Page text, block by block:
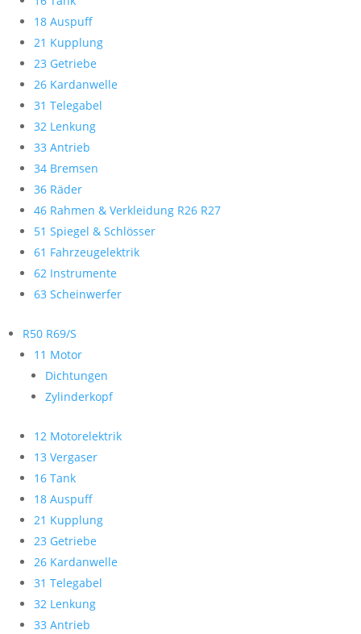
18 Auspuff
21 Kupplung
23 Getriebe
26 Kardanwelle
31 Telegabel
32 Lenkung
33 Antrieb
34 Bremsen
36 Räder
46 Rahmen & Verkleidung R26 R27
51 Spiegel & Schlösser
61 Fahrzeugelektrik
62 Instrumente
63 Scheinwerfer
R50 R69/S
11 Motor
Dichtungen
Zylinderkopf
12 Motorelektrik
13 Vergaser
16 Tank
18 Auspuff
21 Kupplung
23 Getriebe
26 Kardanwelle
31 Telegabel
32 Lenkung
33 Antrieb